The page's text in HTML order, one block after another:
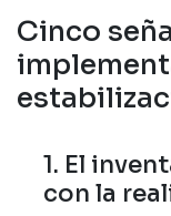
Cinco
1. El
con la